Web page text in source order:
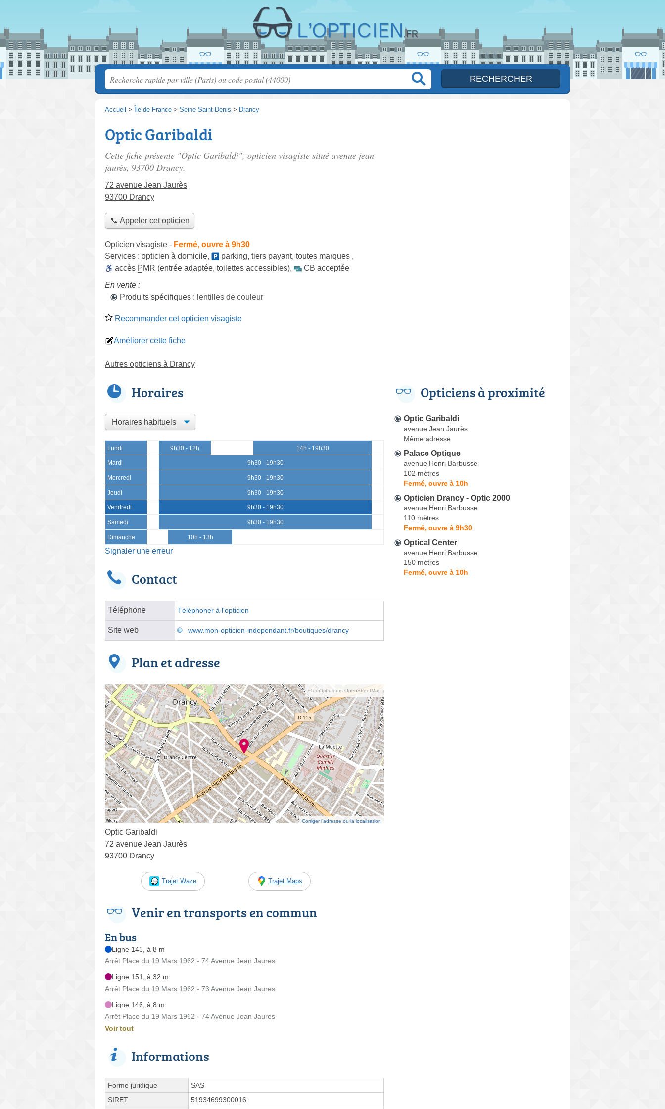
Accueil > Île-de-France > Seine-Saint-Denis > Drancy
Optic Garibaldi
Cette fiche présente "Optic Garibaldi", opticien visagiste situé avenue jean
jaurès, 93700 Drancy.
72 avenue Jean Jaurès
93700 Drancy
📞 Appeler cet opticien
Opticien visagiste - Fermé, ouvre à 9h30
Services : opticien à domicile, parking, tiers payant, toutes marques ,
accès PMR (entrée adaptée, toilettes accessibles),
CB acceptée
En vente :
Produits spécifiques : lentilles de couleur
Recommander cet opticien visagiste
Améliorer cette fiche
Autres opticiens à Drancy
Horaires
Lundi 9h30 - 12h 14h - 19h30
Mardi 9h30 - 19h30
Mercredi 9h30 - 19h30
Jeudi 9h30 - 19h30
Vendredi 9h30 - 19h30
Samedi 9h30 - 19h30
Dimanche 10h - 13h
Signaler une erreur
Contact
Téléphone Téléphoner à l'opticien
Site web www.mon-opticien-independant.fr/boutiques/drancy
Plan et adresse
© contributeurs OpenStreetMap
Corriger l’adresse ou la localisation
Optic Garibaldi
72 avenue Jean Jaurès
93700 Drancy
Trajet Waze Trajet Maps
Venir en transports en commun
En bus
Ligne 143, à 8 m
Arrêt Place du 19 Mars 1962 - 74 Avenue Jean Jaures
Ligne 151, à 32 m
Arrêt Place du 19 Mars 1962 - 73 Avenue Jean Jaures
Ligne 146, à 8 m
Arrêt Place du 19 Mars 1962 - 74 Avenue Jean Jaures
Voir tout
Informations
Forme juridique
SAS
SIRET
51934699300016
Opticiens à proximité
Optic Garibaldi
avenue Jean Jaurès
Même adresse
Palace Optique
avenue Henri Barbusse
102 mètres
Fermé, ouvre à 10h
Opticien Drancy - Optic 2000
avenue Henri Barbusse
110 mètres
Fermé, ouvre à 9h30
Optical Center
avenue Henri Barbusse
150 mètres
Fermé, ouvre à 10h